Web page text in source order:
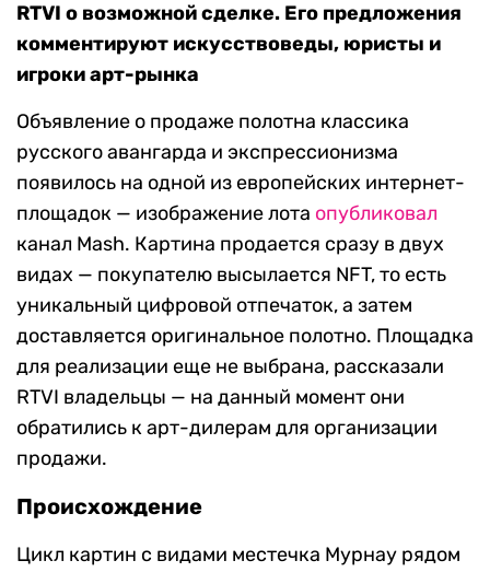
RTVI о возможной сделке. Его предложения
комментируют искусствоведы, юристы и
игроки арт-рынка
Объявление о продаже полотна классика
русского авангарда и экспрессионизма
появилось на одной из европейских интернет-
площадок — изображение лота опубликовал
канал Mash. Картина продается сразу в двух
видах — покупателю высылается NFT, то есть
уникальный цифровой отпечаток, а затем
доставляется оригинальное полотно. Площадка
для реализации еще не выбрана, рассказали
RTVI владельцы — на данный момент они
обратились к арт-дилерам для организации
продажи.
Происхождение
Цикл картин с видами местечка Мурнау рядом